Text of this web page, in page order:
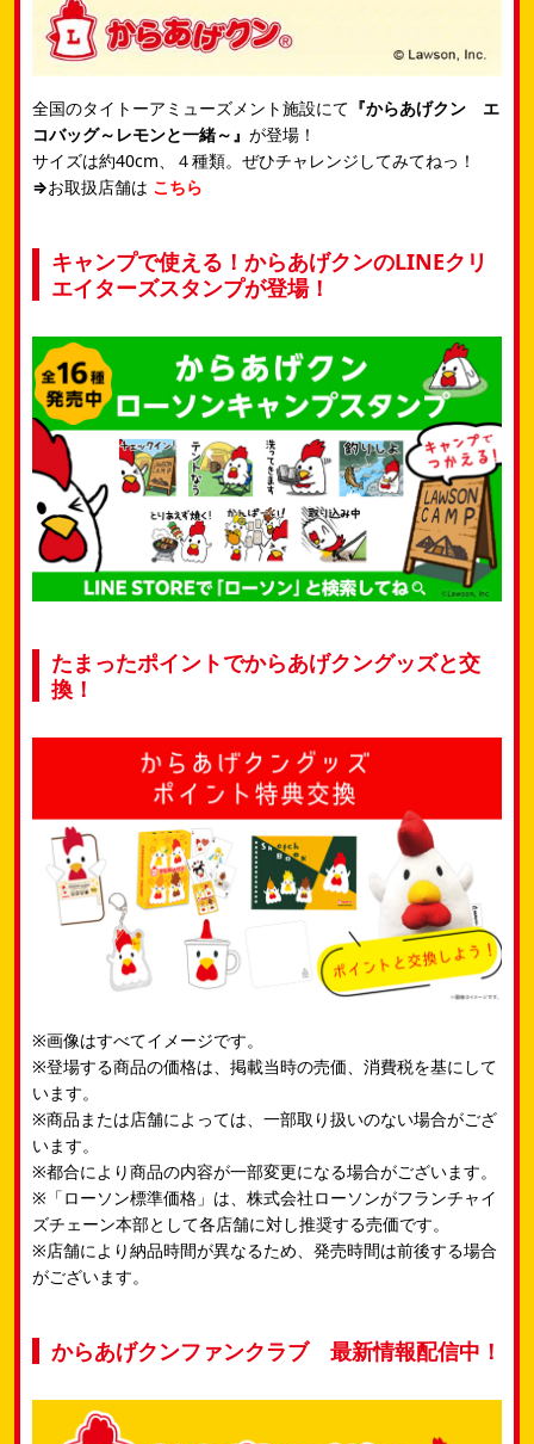
全国のタイトーアミューズメント施設にて 『からあげクン エ
コバッグ～レモンと一緒～』 が登場！
サイズは約40cm、４種類。ぜひチャレンジしてみてねっ！
⇒お取扱店舗は こちら
キャンプで使える！からあげクンのLINEクリ
エイターズスタンプが登場！
たまったポイントでからあげクングッズと交
換！
※画像はすべてイメージです。
※登場する商品の価格は、掲載当時の売価、消費税を基にして
います。
※商品または店舗によっては、一部取り扱いのない場合がござ
います。
※都合により商品の内容が一部変更になる場合がございます。
※「ローソン標準価格」は、株式会社ローソンがフランチャイ
ズチェーン本部として各店舗に対し推奨する売価です。
※店舗により納品時間が異なるため、発売時間は前後する場合
がございます。
からあげクンファンクラブ 最新情報配信中！